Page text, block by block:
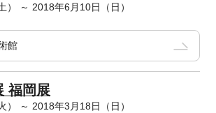
） ～ 2018年6月10日（日）
館
福岡展
） ～ 2018年3月18日（日）